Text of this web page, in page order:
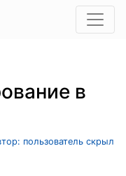
в
пользователь скрыл